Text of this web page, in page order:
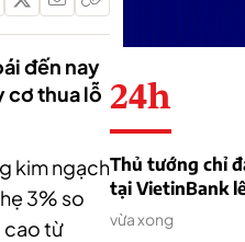
đến nay
cơ thua lỗ
kim ngạch
3% so
cao từ
24h
Thủ tướng chỉ
tại VietinBank
vừa xong